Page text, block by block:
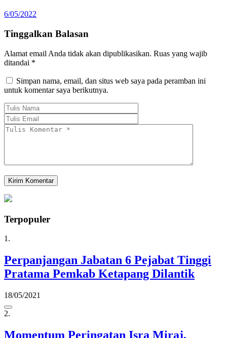
6/05/2022
Tinggalkan Balasan
Alamat email Anda tidak akan dipublikasikan. Ruas yang wajib
ditandai *
Simpan nama, email, dan situs web saya pada peramban ini
untuk komentar saya berikutnya.
Terpopuler
1.
Perpanjangan Jabatan 6 Pejabat Tinggi
Pratama Pemkab Ketapang Dilantik
18/05/2021
2.
Momentum Peringatan Isra Miraj,